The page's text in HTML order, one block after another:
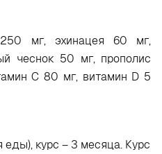
мг, эхинацея 60 мг,
чеснок 50 мг, прополис
С 80 мг, витамин D 5
еды), курс – 3 месяца. Курс